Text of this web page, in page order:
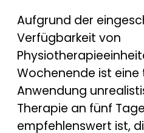
Aufgrund der
Verfügbarkeit von
Wochenende ist eine
Anwendung
Therapie an fünf
empfehlenswert ist,